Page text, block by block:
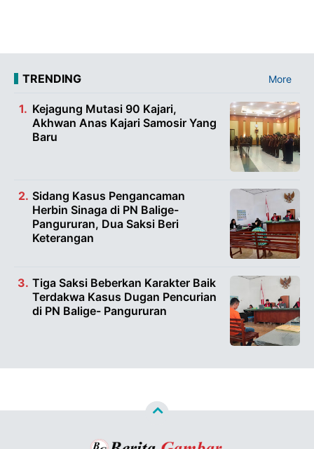
TRENDING More
Kejagung Mutasi 90 Kajari,
Akhwan Anas Kajari Samosir Yang
Baru
Sidang Kasus Pengancaman
Herbin Sinaga di PN Balige-
Pangururan, Dua Saksi Beri
Keterangan
Tiga Saksi Beberkan Karakter Baik
Terdakwa Kasus Dugan Pencurian
di PN Balige- Pangururan